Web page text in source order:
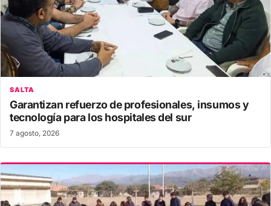
SALTA
Garantizan refuerzo de profesionales, insumos y
tecnología para los hospitales del sur
7 agosto, 2026